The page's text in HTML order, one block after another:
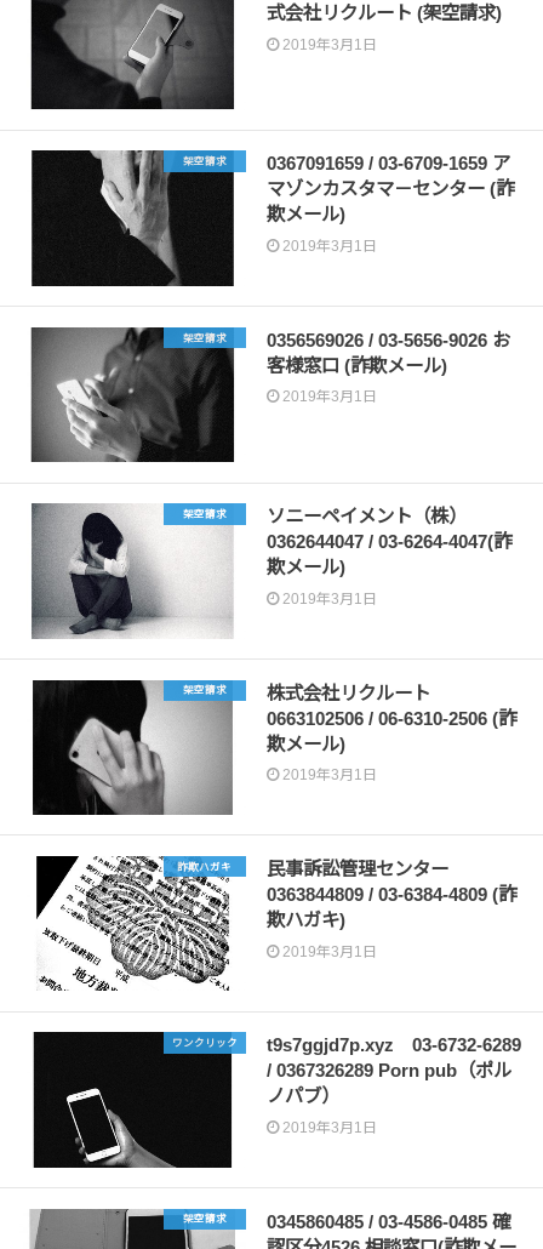
式会社リクルート (架空請求)
2019年3月1日
架空請求
0367091659 / 03-6709-1659 ア
マゾンカスタマ－センター (詐
欺メール)
2019年3月1日
架空請求
0356569026 / 03-5656-9026 お
客様窓口 (詐欺メール)
2019年3月1日
架空請求
ソニーペイメント（株）
0362644047 / 03-6264-4047(詐
欺メール)
2019年3月1日
架空請求
株式会社リクルート
0663102506 / 06-6310-2506 (詐
欺メール)
2019年3月1日
詐欺ハガキ
民事訴訟管理センター
0363844809 / 03-6384-4809 (詐
欺ハガキ)
2019年3月1日
ワンクリック
t9s7ggjd7p.xyz 03-6732-6289
/ 0367326289 Porn pub（ポル
ノパブ）
2019年3月1日
架空請求
0345860485 / 03-4586-0485 確